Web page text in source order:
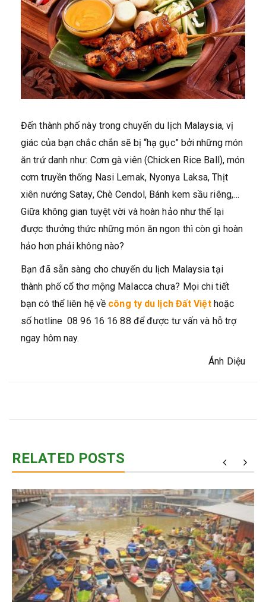
Đến thành phố này trong chuyến du lịch Malaysia, vị
giác của bạn chắc chắn sẽ bị “hạ gục” bởi những món
ăn trứ danh như: Cơm gà viên (Chicken Rice Ball), món
cơm truyền thống Nasi Lemak, Nyonya Laksa, Thịt
xiên nướng Satay, Chè Cendol, Bánh kem sầu riêng,…
Giữa không gian tuyệt vời và hoàn hảo như thế lại
được thưởng thức những món ăn ngon thì còn gì hoàn
hảo hơn phải không nào?
Bạn đã sẵn sàng cho chuyến du lịch Malaysia tại
thành phố cổ thơ mộng Malacca chưa? Mọi chi tiết
bạn có thể liên hệ về công ty du lịch Đất Việthoặc
số hotline 08 96 16 16 88 để được tư vấn và hỗ trợ
ngay hôm nay.
Ánh Diệu
RELATED POSTS